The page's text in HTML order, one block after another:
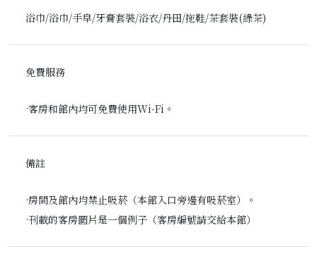
浴巾/浴巾/手皁/牙膏套裝/浴衣/丹田/拖鞋/茶套裝(綠茶)
免費服務
·客房和館內均可免費使用Wi-Fi。
備註
·房間及館內均禁止吸菸（本館入口旁邊有吸菸室）。
·刊載的客房圖片是一個例子（客房編號請交給本館）